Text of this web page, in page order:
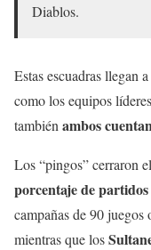
Diablos.
Estas escuadras llegan
como los equipos
también ambos
Los“pingos” cerraron
porcentaje de
campañas de 90 juegos
mientras que los